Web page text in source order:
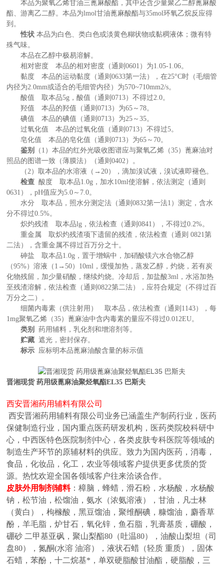
本品为聚氧乙烯甘油三蓖麻酸酯，其中还含少量聚乙二醇蓖麻酸
酯、游离乙二醇。本品为lmol甘油蓖麻酸酯与35mol环氧乙烷反应得
到。
性状 本品为白色、类白色或淡黄色糊状物或黏稠液体；微有特
殊气味。
本品在乙醇中极易溶解。
相对密度 本品的相对密度（通则0601）为1.05-1.06。
黏度 本品的运动黏度（通则0633第一法），在25°C时（毛细管
内径为2.0mm或适合的毛细管内径）为570~710mm2/s。
酸值 取本品5g，酸值（通则0713）不得过2.0。
羟值 本品的羟值（通则0713）为65～78。
碘值 本品的碘值（通则0713）为25～35。
过氧化值 本品的过氧化值（通则0713）不得过5。
皂化值 本品的皂化值（通则0713）为65～70。
鉴别
（ 1）本品的红外光吸收图谱应与聚氧乙烯（35）蓖麻油对
照品的图谱一致（薄膜法）（通则0402）。
（2）取本品的水溶液（→20），滴加溴试液，溴试液即褪色。
检查 酸度 取本品1.0g，加水10ml使溶解，依法测定（通则
0631），pH值应为5.0～7.0。
水分 取本品，照水分测定法（通则0832第一法1）测定，含水
分不得过0.5%。
炽灼残渣 取本品lg，依法检查（通则0841），不得过0.2%。
重金属 取炽灼残渣项下遗留的残渣，依法检查（通则 0821第
二法），含重金属不得过百万分之十。
砷盐 取本品1.0g，置于增蜗中，加硝酸镁六水合物乙醇
（95%）溶液（1→50）10ml，缓慢加热，蒸发乙醇，灼烧，若有炭
化物残留，加少量硝酸，继续灼烧。冷却后，加盐酸3ml，水浴加热
至残渣溶解，依法检查（通则0822第二法），应符合规定（不得过百
万分之二）。
细菌内毒素（供注射用） 取本品，依法检查（通则 1143），每
1mg聚氧乙烯（35）蓖麻油中含内毒素的量应不得过0.012EU。
类别
药用辅料，乳化剂和增溶剂等。
贮藏 遮光，密封保存。
标示 应标明本品蓖麻油酸含量的标示值
晋湘现货 药用级蓖麻油聚烃氧酯EL35 巴斯夫
西安晋湘药用辅料有限公司
西安晋湘药用辅料有限公司业务已涵盖生产制药行业，医药
保健制造行业，国内重点医药研发机构，医药类院校科研中
心，中西医特色医院制剂中心，各类皮肤专科医院等领域的
制造生产环节的原辅材料的供应。致力为国内医药，消毒，
食品，化妆品，化工，农业等领域客户提供更多优质的货
源。热忱欢迎全国各领域客户往来洽谈合作。
皮肤外用制剂辅料：樟脑，蜂蜡，滑石粉，水杨酸，水杨酸
钠，松节油，松馏油，氨水（浓氨溶液），甘油，凡士林
（黄白），枸橼酸，黑豆馏油，聚维酮碘，糠馏油，麝香草
酚，羊毛脂，炉甘石，氧化锌，鱼石脂，乳膏基质，硼酸，
硼砂 二甲基亚砜，聚山梨酯80（吐温80），油酸山梨坦（司
盘80），氮酮(水溶 油溶），液状石蜡（轻质 重质），固体
石蜡，苯酚，十二烷基*，单双硬脂酸甘油酯，硬脂酸，三